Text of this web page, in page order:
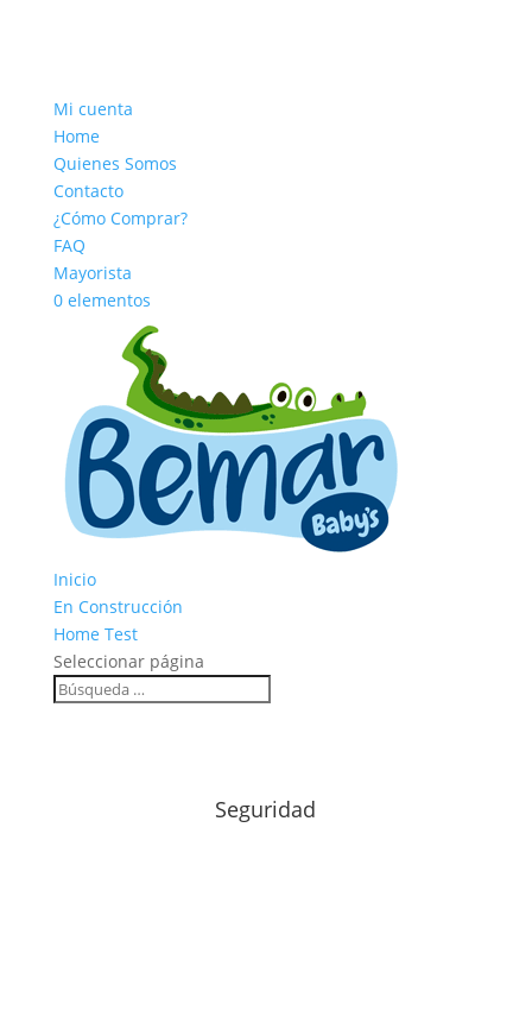
Mi cuenta
Home
Quienes Somos
Contacto
¿Cómo Comprar?
FAQ
Mayorista
0 elementos
Inicio
En Construcción
Home Test
Seleccionar página
Seguridad